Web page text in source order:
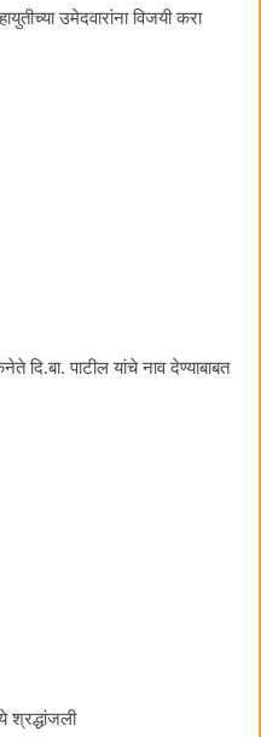
उमेदवारांना विजयी करा
दि.बा. पाटील यांचे नाव देण्याबाबत
श्रद्धांजली